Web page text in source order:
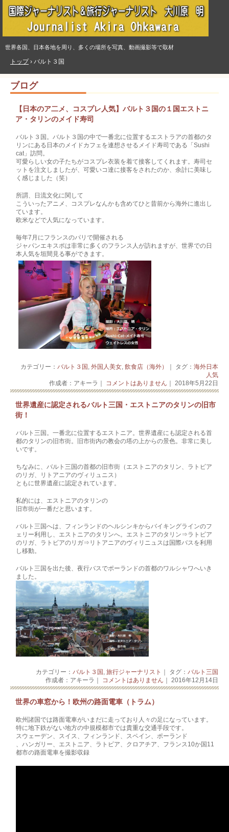
世界各国、日本各地を周り、多くの場所を写真、動画撮影等で取材
トップ› バルト３国
ブログ
【日本のア二メ、コスプレ人気】バルト３国の１国エストニ
ア・タリンのメイド寿司
バルト３国。バルト３国の中で一番北に位置するエストラアの首都のタ
リンにある日本のメイドカフェを連想させるメイド寿司である「Sushi
cat」訪問。
可愛らしい女の子たちがコ­スプレ衣装を着て接客してくれます。寿司セ
ットを注文しましたが、可愛いコ達に接客をされたのか、余計に美味し
く感じ­ました（笑）
所謂、日流文化に関して
こういったアニメ、コスプレなんかも含めてひと昔前から海外に進出し
ています。
欧米などで人気になっています。
毎年7月にフランスのパリで開催される
ジャパンエキスポは非常に多くのフランス人が訪れますが、世界での日
本人気を垣間見る事ができます。
カテゴリー： バルト３国 , 外国人美女, 飲食店（海外） ｜ タグ： 海外日本
人気
作成者：アキーラ｜ コメントはありません ｜ 2018年5月22日
世界遺産に認定されるバルト三国・エストニアのタリンの旧市
街！
バルト三国。一番北に位置するエストニア。世界遺産にも認定される首
都のタリンの旧市街。旧市街内の教会の塔の上からの景色。非常に美し
いです。
ちなみに、バルト三国の首都の旧市街（エストニアのタリン、ラトビア
のリガ、リトアニアのヴィリュニス）
ともに世界遺産に認定されています。
私的には、エストニアのタリンの
旧市街が一番だと思います。
バルト三国へは、フィンランドのヘルシンキからバイキングラインのフ
ェリー利用し、エストニアのタリンへ。エストニアのタリン⇒ラトビア
のリガ、ラトビアのリガ⇒リトアニアのヴィリニュスは国際バスを利用
し移動。
バルト三国を出た後、夜行バスでポーランドの首都のワルシャワへいき
ました。
カテゴリー： バルト３国 , 旅行ジャーナリスト ｜ タグ： バルト三国
作成者：アキーラ｜ コメントはありません ｜ 2016年12月14日
世界の車窓から！欧州の路面電車（トラム）
欧州諸国では路面電車がいまだに走っており人々の足になっています。
特に地下鉄がない地方の中規模都市では貴重な交通手段です。
スウェーデン、スイス、フィンランド、スペイン、ポーランド
、ハンガリー、エストニア、ラトビア、クロアチア、フランス10か国11
都市の路面電車を撮影収録